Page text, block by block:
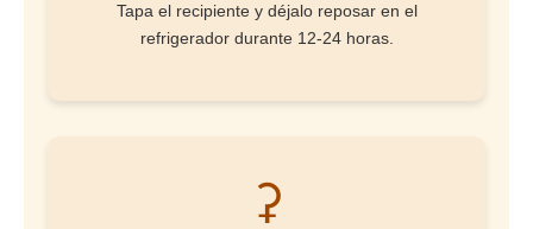
Tapa el recipiente y déjalo reposar en el
refrigerador durante 12-24 horas.
⚳